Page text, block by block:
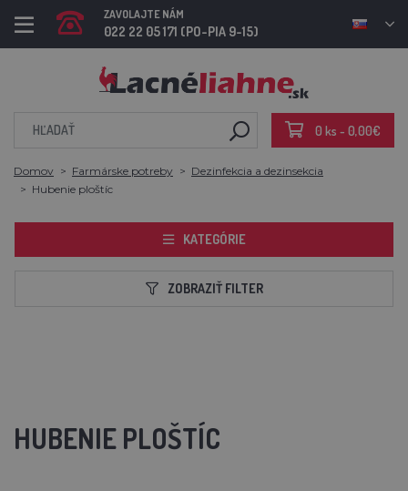
ZAVOLAJTE NÁM
022 22 05 171 (PO-PIA 9-15)
0 ks - 0,00€
Domov Farmárske potreby
Dezinfekcia a dezinsekcia
Hubenie ploštíc
KATEGÓRIE
ZOBRAZIŤ FILTER
HUBENIE PLOŠTÍC